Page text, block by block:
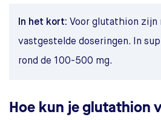
In het kort: Voor glutathion zijn
vastgestelde doseringen. In
rond de 100-500 mg.
Hoe kun je glutathion